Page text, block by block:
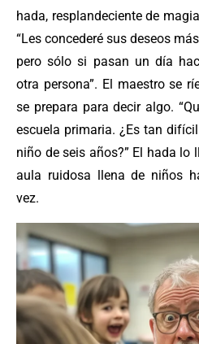
hada, resplandeciente de
“Les concederé sus deseos
pero sólo si pasan un día
otra persona”. El maestro se
se prepara para decir algo.
escuela primaria. ¿Es tan
niño de seis años?” El hada lo
aula ruidosa llena de niños
vez.